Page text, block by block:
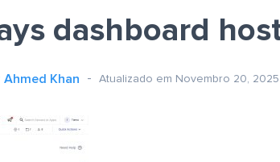
dashboard
Ahmed Khan Atualizado em Novembro 20, 2025